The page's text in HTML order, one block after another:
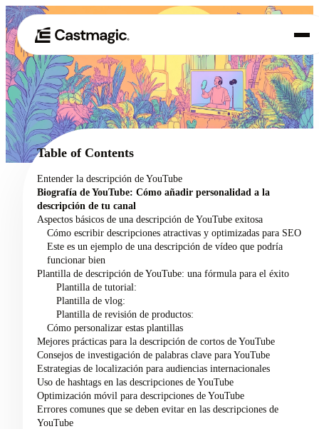
01 Producto
02 Casos de uso
Precios
Acerca de nosotros
Table of Contents
Entender la descripción de YouTube
Biografía de YouTube: Cómo añadir personalidad a la
descripción de tu canal
Aspectos básicos de una descripción de YouTube exitosa
Cómo escribir descripciones atractivas y optimizadas para SEO
Este es un ejemplo de una descripción de vídeo que podría
funcionar bien
Plantilla de descripción de YouTube: una fórmula para el éxito
Plantilla de tutorial:
Plantilla de vlog:
Plantilla de revisión de productos:
Cómo personalizar estas plantillas
Mejores prácticas para la descripción de cortos de YouTube
Consejos de investigación de palabras clave para YouTube
Estrategias de localización para audiencias internacionales
Uso de hashtags en las descripciones de YouTube
Optimización móvil para descripciones de YouTube
Errores comunes que se deben evitar en las descripciones de
YouTube